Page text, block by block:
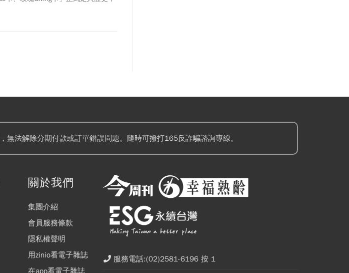
屆時將與國泰世華CUBE卡、玉山
無法解除分期付款或訂單錯誤問題。隨時可撥打165反詐騙諮詢專線。
關於我們
集團介紹
會員服務條款
隱私權聲明
用zinio看電子雜誌
在app看電子雜誌
服務電話:(02)2581-6196 按 1